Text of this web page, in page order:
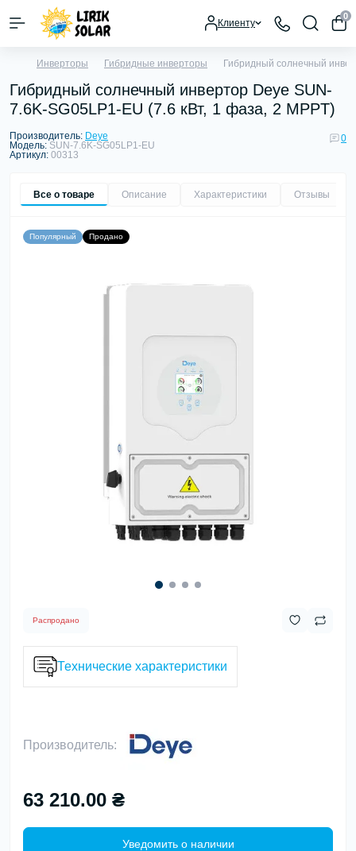
Клиенту
0
Инверторы Гибридные инверторы Гибридный солнечный
Гибридный солнечный инвертор Deye SUN-
7.6K-SG05LP1-EU (7.6 кВт, 1 фаза, 2 MPPT)
Производитель: Deye
Модель: SUN-7.6K-SG05LP1-EU
Артикул: 00313
0
Все о товаре Описание Характеристики Отзывы
Популярный Продано
Распродано
Технические характеристики
Производитель:
63 210.00 ₴
Уведомить о наличии